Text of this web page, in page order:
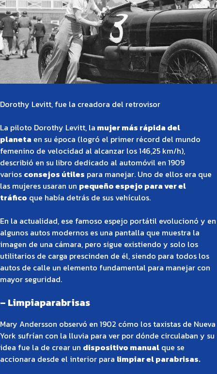
Dorothy Levitt, fue la creadora del retrovisor
La piloto Dorothy Levitt, la mujer más rápida del
planeta en su época (logró el primer récord del mundo
femenino de velocidad al alcanzar los 146,25 km/h),
describió en su libro dedicado al automóvil en 1909
varios consejos útiles para manejar. Uno de ellos era que
las mujeres usaran un pequeño espejo para ver el
tráfico que había detrás de sus vehículos.
En la actualidad, ese famoso espejo portátil evolucionó y en
algunos autos modernos es una pantalla que muestra la
imagen de una cámara, pero sigue existiendo y solo los
utilitarios de carga prescinden de él, siendo para todos los
autos de calle un elemento fundamental para manejar con
mayor seguridad.
– Limpiaparabrisas
Mary Andersson observó en 1902 cómo los taxistas de Nueva
York sufrían con la lluvia para ver por dónde circulaban y su
idea fue la de crear un dispositivo manual que se
accionara desde el interior para limpiar el parabrisas.